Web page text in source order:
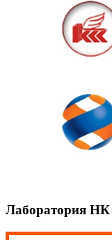
Лаборатория НК